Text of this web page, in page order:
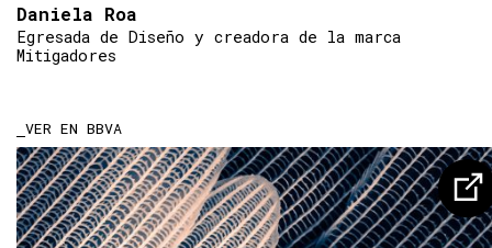
Daniela Roa
Egresada de Diseño y creadora de la marca
Mitigadores
VER EN BBVA